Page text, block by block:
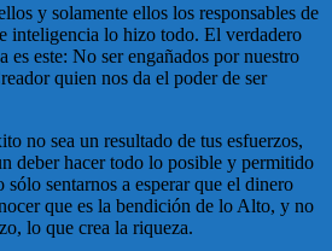
y solamente ellos los responsables de
inteligencia lo hizo todo. El verdadero
es este: No ser engañados por nuestro
quien nos da el poder de ser
no sea un resultado de tus esfuerzos,
deber hacer todo lo posible y permitido
sentarnos a esperar que el dinero
que es la bendición de lo Alto, y no
lo que crea la riqueza.